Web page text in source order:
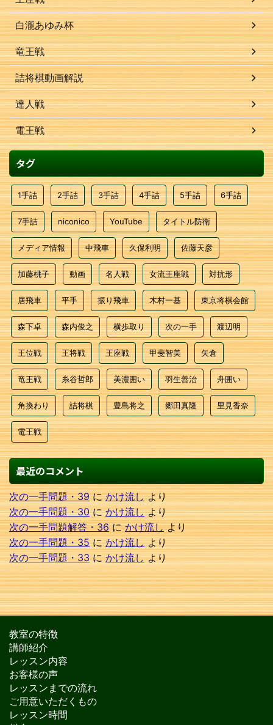
白瀧あゆみ杯
竜王戦
詰将棋動画解説
達人戦
電王戦
タグ
1手詰 2手詰 3手詰 4手詰 5手詰 6手詰
7手詰 niconico YouTube タイトル防衛
メディア情報 中飛車 久保利明 佐藤天彦
加藤桃子 動画 名人戦 女流王座戦 対抗形
居飛車 平手 振り飛車 木村一基 東京将棋会館
森下卓 森内俊之 横歩取り 次の一手 渡辺明
王位戦 王将戦 王座戦 甲斐智美 矢倉
竜王戦 糸谷哲郎 美濃囲い 羽生善治 舟囲い
角換わり 詰将棋 豊島将之 郷田真隆 里見香奈
電王戦
最近のコメント
次の一手問題・39にかけ流しより
次の一手問題・30にかけ流しより
次の一手問題解答・36にかけ流しより
次の一手問題・35にかけ流しより
次の一手問題・33にかけ流しより
教室の特徴
講師紹介
レッスン内容
お客様の声
レッスンまでの流れ
ご用意いただくもの
レッスン時間